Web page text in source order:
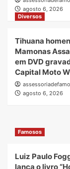
agosto 6, 2026
Diversos
Tihuana
Mamonas
em DVD
Capital Moto
agosto 6, 2026
Famosos
Luiz Paulo
lança o livro